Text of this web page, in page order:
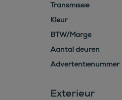
Transmissie
Kleur
BTW/Marge
Aantal deuren
Advertentienummer
Exterieur